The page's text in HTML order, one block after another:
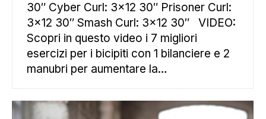
30″ Cyber Curl: 3×12 30″ Prisoner Curl:
3×12 30″ Smash Curl: 3×12 30″ VIDEO:
Scopri in questo video i 7 migliori
esercizi per i bicipiti con 1 bilanciere e 2
manubri per aumentare la…